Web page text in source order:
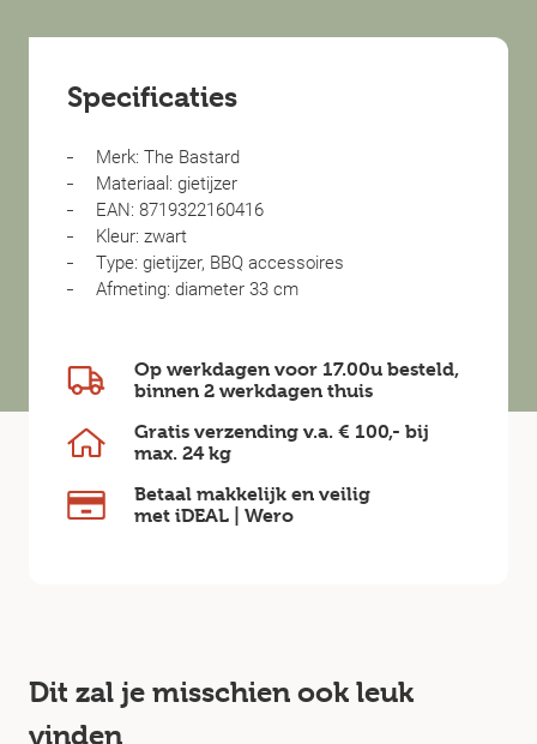
Specificaties
Merk: The Bastard
Materiaal: gietijzer
EAN: 8719322160416
Kleur: zwart
Type: gietijzer, BBQ accessoires
Afmeting: diameter 33 cm
Op werkdagen voor 17.00u besteld,
binnen 2 werkdagen thuis
Gratis verzending v.a. € 100,- bij
max. 24 kg
Betaal makkelijk en veilig
met iDEAL | Wero
Dit zal je misschien ook leuk
vinden